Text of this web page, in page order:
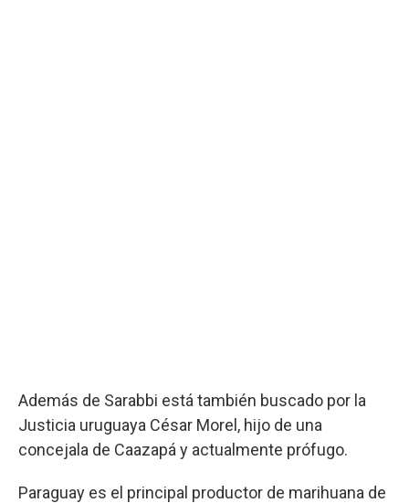
Además de Sarabbi está también buscado por la
Justicia uruguaya César Morel, hijo de una
concejala de Caazapá y actualmente prófugo.
Paraguay es el principal productor de marihuana de